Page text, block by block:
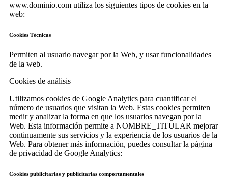
www.dominio.com utiliza los siguientes tipos de cookies en la
web:
Cookies Técnicas
Permiten al usuario navegar por la Web, y usar funcionalidades
de la web.
Cookies de análisis
Utilizamos cookies de Google Analytics para cuantificar el
número de usuarios que visitan la Web. Estas cookies permiten
medir y analizar la forma en que los usuarios navegan por la
Web. Esta información permite a NOMBRE_TITULAR mejorar
continuamente sus servicios y la experiencia de los usuarios de la
Web. Para obtener más información, puedes consultar la página
de privacidad de Google Analytics:
Cookies publicitarias y publicitarias comportamentales